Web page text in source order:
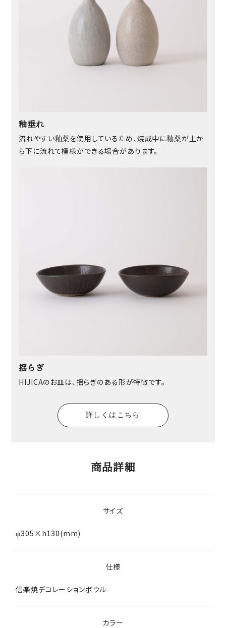
釉垂れ
流れやすい釉薬を使用しているため、焼成中に釉薬が上か
ら下に流れて模様ができる場合があります。
揺らぎ
HIJICAのお皿は、揺らぎのある形が特徴です。
詳しくはこちら
商品詳細
サイズ
φ305×h130(mm)
仕様
信楽焼デコレーションボウル
カラー